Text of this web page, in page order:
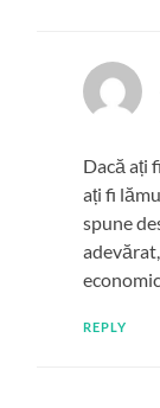
Dacă ați
ați fi
spune
REPLY